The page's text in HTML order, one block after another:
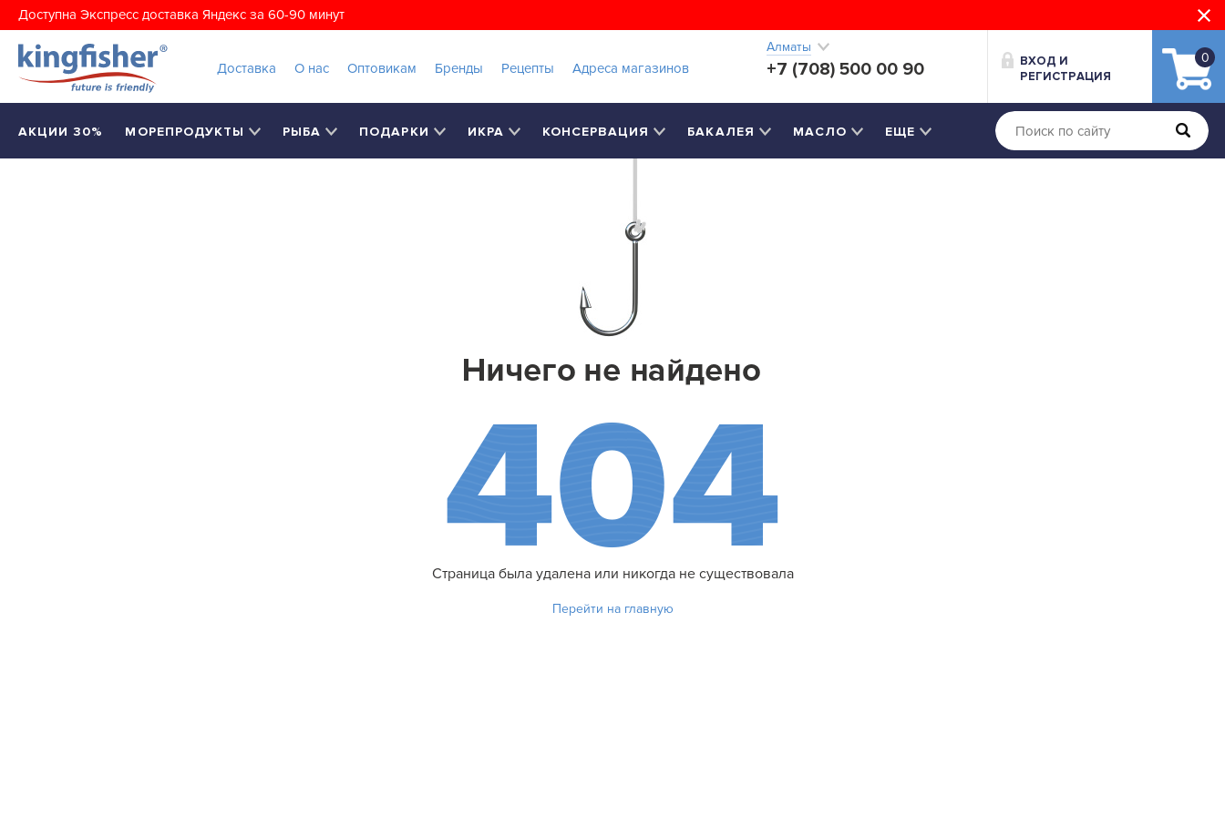
Доступна Экспресс доставка Яндекс за 60-90 минут
Доставка О нас Оптовикам Бренды Рецепты Адреса магазинов
0
ВХОД И
РЕГИСТРАЦИЯ
Алматы
+7 (708) 500 00 90
АКЦИИ 30% МОРЕПРОДУКТЫ РЫБА ПОДАРКИ ИКРА КОНСЕРВАЦИЯ БАКАЛЕЯ МАСЛО ЕЩЕ
Страница была удалена или никогда не существовала
Перейти на главную